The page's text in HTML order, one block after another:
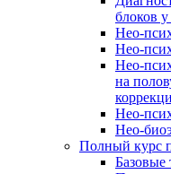
блоков
Нео-
Нео-
Нео-
на
Нео-
Нео-
Полный курс
Базовые